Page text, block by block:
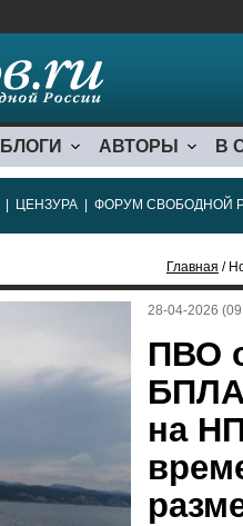
БЛОГИ АВТОРЫ В
ЦЕНЗУРА ФОРУМ СВОБОДНОЙ
Главная /
28-04-2026
ПВО
на